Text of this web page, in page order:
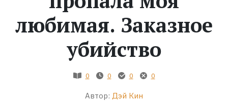
любимая. Заказное
убийство
0 0 0 0
Автор: Дэй Кин